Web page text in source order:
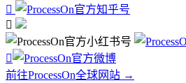



前往ProcessOn全球网站 →